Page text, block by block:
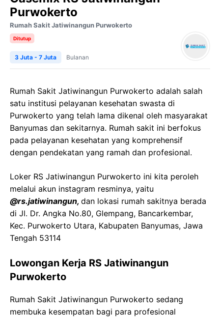
Purwokerto
Rumah Sakit Jatiwinangun Purwokerto
Ditutup
3 Juta - 7 Juta Bulanan
Rumah Sakit Jatiwinangun Purwokerto adalah salah
satu institusi pelayanan kesehatan swasta di
Purwokerto yang telah lama dikenal oleh masyarakat
Banyumas dan sekitarnya. Rumah sakit ini berfokus
pada pelayanan kesehatan yang komprehensif
dengan pendekatan yang ramah dan profesional.
Loker RS Jatiwinangun Purwokerto ini kita peroleh
melalui akun instagram resminya, yaitu
@rs.jatiwinangun, dan lokasi rumah sakitnya berada
di Jl. Dr. Angka No.80, Glempang, Bancarkembar,
Kec. Purwokerto Utara, Kabupaten Banyumas, Jawa
Tengah 53114
Lowongan Kerja RS Jatiwinangun
Purwokerto
Rumah Sakit Jatiwinangun Purwokerto sedang
membuka kesempatan bagi para profesional